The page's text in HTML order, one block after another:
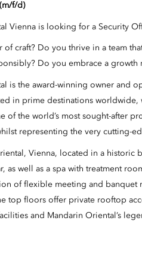
f/d)
Vienna is looking for a Security
of craft? Do you thrive in a team
Do you embrace a
is the award-winning owner and
in prime destinations
of the world’s most sought-after
representing the very cutting-
Vienna, located in a
as well as a spa with treatment
of flexible meeting and
top floors offer private rooftop
and Mandarin Oriental’s